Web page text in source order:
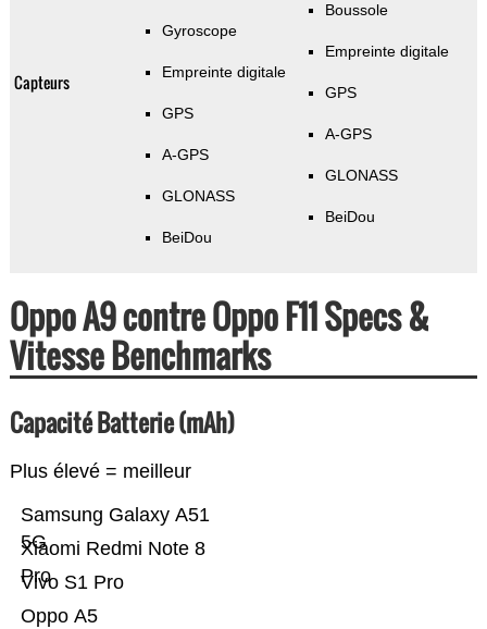
Capteurs
Gyroscope
Empreinte digitale
GPS
A-GPS
GLONASS
BeiDou
Boussole
Empreinte digitale
GPS
A-GPS
GLONASS
BeiDou
Oppo A9 contre Oppo F11 Specs &
Vitesse Benchmarks
Capacité Batterie (mAh)
Plus élevé = meilleur
Oppo A5
Vivo S1 Pro
Xiaomi Redmi Note 8
Pro
Samsung Galaxy A51
5G